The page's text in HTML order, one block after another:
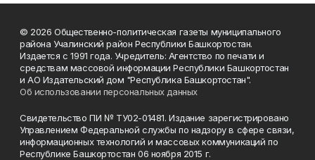
© 2026 Общественно-политическая газеты муниципального
района Учалинский район Республики Башкортостан.
Издается с 1991 года. Учредитель: Агентство по печати и
средствам массовой информации Республики Башкортостан
и АО Издательский дом "Республика Башкортостан".
Об использовании персональных данных
Свидетельство ПИ № ТУ02-01481. Издание зарегистрировано
Управлением Федеральной службы по надзору в сфере связи,
информационных технологий и массовых коммуникаций по
Республике Башкортостан 06 ноября 2015 г.